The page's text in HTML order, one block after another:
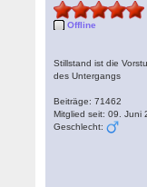
Offline
Stillstand ist die
des Untergangs
Beiträge: 71462
Mitglied seit: 09. Juni
Geschlecht: